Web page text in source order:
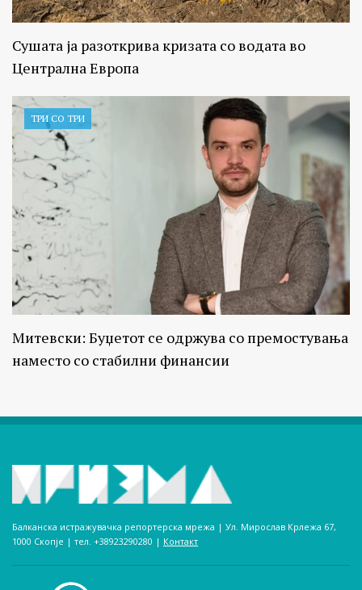
Сушата ја разоткрива кризата со водата во
Централна Европа
ТРИ СО ТРИ
Митевски: Буџетот се одржува со премостувања
наместо со стабилни финансии
Балканска истражувачка репортерска мрежа | Ул. Мирослав Крлежа 67,
1000 Скопје | тел. +38923290280­ | Контакт